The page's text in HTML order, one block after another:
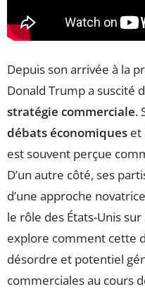
Depuis son arrivée à la
Donald Trump a suscité
stratégie commerciale.
débats économiques et
est souvent perçue
D’un autre côté, ses
d’une approche
le rôle des États-Unis
explore comment cette
désordre et potentiel
commerciales au cours